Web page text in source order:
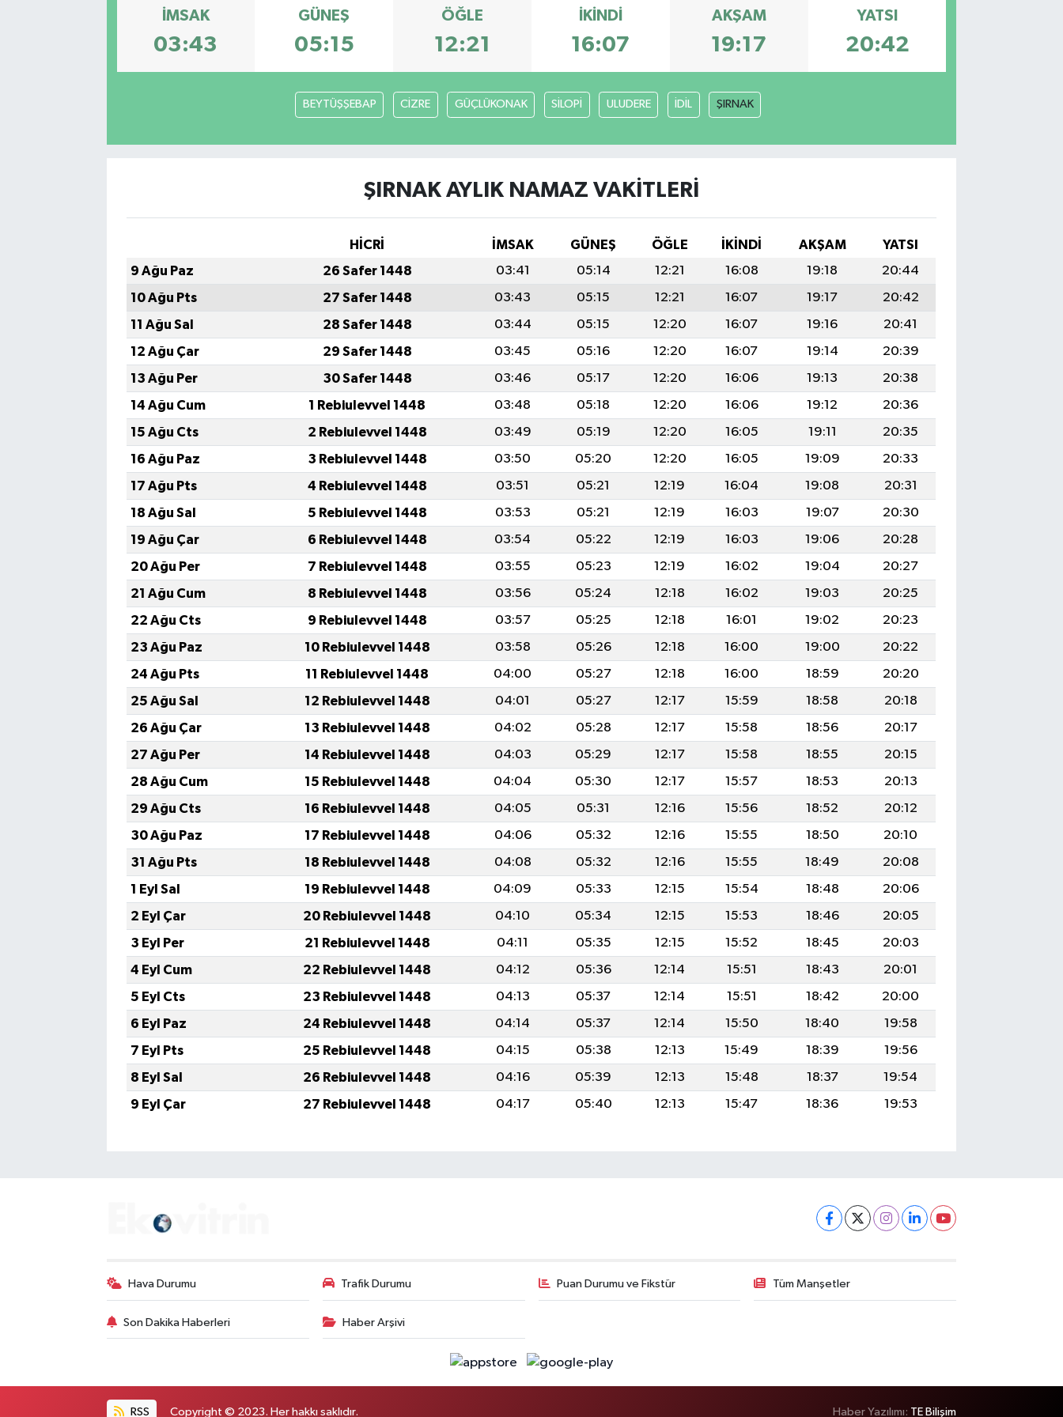
İMSAK
03:43
GÜNEŞ
05:15
ÖĞLE
12:21
İKINDI
16:07
AKŞAM
19:17
YATSI
20:42
BEYTÜŞŞEBAP CİZRE GÜÇLÜKONAK SİLOPİ ULUDERE İDİL ŞIRNAK
ŞIRNAK AYLIK NAMAZ VAKITLERI
HİCRİ İMSAK GÜNEŞ ÖĞLE İKINDI AKŞAM
YATSI
9 Ağu Paz
26 Safer 1448 03:41 05:14 12:21 16:08 19:18
20:44
10 Ağu Pts
27 Safer 1448 03:43 05:15 12:21 16:07 19:17
20:42
11 Ağu Sal
28 Safer 1448 03:44 05:15 12:20 16:07 19:16
20:41
12 Ağu Çar
29 Safer 1448 03:45 05:16 12:20 16:07 19:14
20:39
13 Ağu Per
30 Safer 1448 03:46 05:17 12:20 16:06 19:13
20:38
14 Ağu Cum
1 Rebiulevvel 1448 03:48 05:18 12:20 16:06 19:12
20:36
15 Ağu Cts
2 Rebiulevvel 1448 03:49 05:19 12:20 16:05 19:11
20:35
16 Ağu Paz
3 Rebiulevvel 1448 03:50 05:20 12:20 16:05 19:09
20:33
17 Ağu Pts
4 Rebiulevvel 1448 03:51 05:21 12:19 16:04 19:08
20:31
18 Ağu Sal
5 Rebiulevvel 1448 03:53 05:21 12:19 16:03 19:07
20:30
19 Ağu Çar
6 Rebiulevvel 1448 03:54 05:22 12:19 16:03 19:06
20:28
20 Ağu Per
7 Rebiulevvel 1448 03:55 05:23 12:19 16:02 19:04
20:27
21 Ağu Cum
8 Rebiulevvel 1448 03:56 05:24 12:18 16:02 19:03
20:25
22 Ağu Cts
9 Rebiulevvel 1448 03:57 05:25 12:18 16:01 19:02
20:23
23 Ağu Paz
10 Rebiulevvel 1448 03:58 05:26 12:18 16:00 19:00
20:22
24 Ağu Pts
11 Rebiulevvel 1448 04:00 05:27 12:18 16:00 18:59
20:20
25 Ağu Sal
12 Rebiulevvel 1448 04:01 05:27 12:17 15:59 18:58
20:18
26 Ağu Çar
13 Rebiulevvel 1448 04:02 05:28 12:17 15:58 18:56
20:17
27 Ağu Per
14 Rebiulevvel 1448 04:03 05:29 12:17 15:58 18:55
20:15
28 Ağu Cum
15 Rebiulevvel 1448 04:04 05:30 12:17 15:57 18:53
20:13
29 Ağu Cts
16 Rebiulevvel 1448 04:05 05:31 12:16 15:56 18:52
20:12
30 Ağu Paz
17 Rebiulevvel 1448 04:06 05:32 12:16 15:55 18:50
20:10
31 Ağu Pts
18 Rebiulevvel 1448 04:08 05:32 12:16 15:55 18:49
20:08
1 Eyl Sal
19 Rebiulevvel 1448 04:09 05:33 12:15 15:54 18:48
20:06
2 Eyl Çar
20 Rebiulevvel 1448 04:10 05:34 12:15 15:53 18:46
20:05
3 Eyl Per
21 Rebiulevvel 1448 04:11 05:35 12:15 15:52 18:45
20:03
4 Eyl Cum
22 Rebiulevvel 1448 04:12 05:36 12:14 15:51 18:43
20:01
5 Eyl Cts
23 Rebiulevvel 1448 04:13 05:37 12:14 15:51 18:42
20:00
6 Eyl Paz
24 Rebiulevvel 1448 04:14 05:37 12:14 15:50 18:40
19:58
7 Eyl Pts
25 Rebiulevvel 1448 04:15 05:38 12:13 15:49 18:39
19:56
8 Eyl Sal
26 Rebiulevvel 1448 04:16 05:39 12:13 15:48 18:37
19:54
9 Eyl Çar
27 Rebiulevvel 1448 04:17 05:40 12:13 15:47 18:36 19:53
Hava Durumu Trafik Durumu Puan Durumu ve Fikstür Tüm Manşetler
Son Dakika Haberleri Haber Arşivi
RSS Copyright © 2023. Her hakkı saklıdır. Haber Yazılımı: TE Bilişim